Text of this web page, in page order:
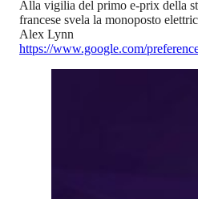
Alla vigilia del primo e-prix della
francese svela la monoposto
Alex Lynn
https://www.google.com/